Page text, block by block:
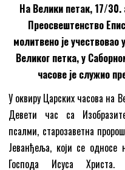
На Велики петак, 17/
Преосвештенство
молитвено је
Великог петка, у
часове је служио
У оквиру Царских часова на
Девети час са
псалми, старозаветна
Јеванђеља, који се односе
Господа Исуса Христа.